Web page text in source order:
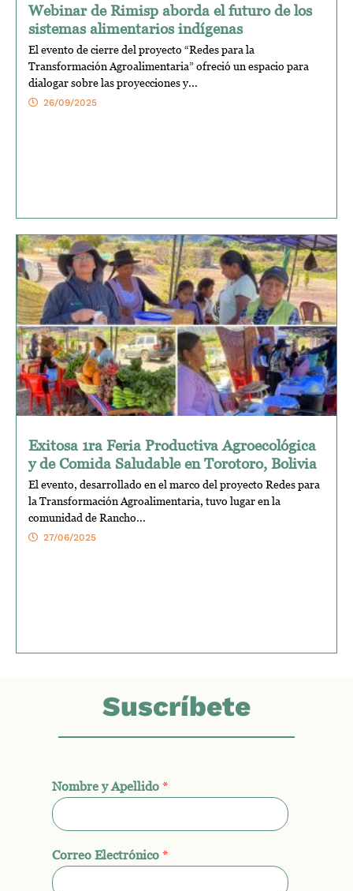
Webinar de Rimisp aborda el futuro de los
sistemas alimentarios indígenas
El evento de cierre del proyecto “Redes para la
Transformación Agroalimentaria” ofreció un espacio para
dialogar sobre las proyecciones y...
26/09/2025
Exitosa 1ra Feria Productiva Agroecológica
y de Comida Saludable en Torotoro, Bolivia
El evento, desarrollado en el marco del proyecto Redes para
la Transformación Agroalimentaria, tuvo lugar en la
comunidad de Rancho...
27/06/2025
Suscríbete
Nombre y Apellido *
Correo Electrónico *